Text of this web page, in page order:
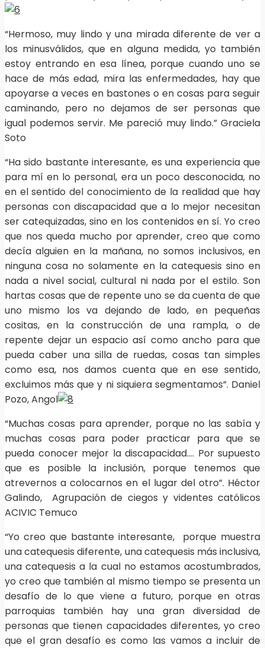
“Hermoso, muy lindo y una mirada diferente de ver a
los minusválidos, que en alguna medida, yo también
estoy entrando en esa línea, porque cuando uno se
hace de más edad, mira las enfermedades, hay que
apoyarse a veces en bastones o en cosas para seguir
caminando, pero no dejamos de ser personas que
igual podemos servir. Me pareció muy lindo.” Graciela
Soto
“Ha sido bastante interesante, es una experiencia que
para mí en lo personal, era un poco desconocida, no
en el sentido del conocimiento de la realidad que hay
personas con discapacidad que a lo mejor necesitan
ser catequizadas, sino en los contenidos en sí. Yo creo
que nos queda mucho por aprender, creo que como
decía alguien en la mañana, no somos inclusivos, en
ninguna cosa no solamente en la catequesis sino en
nada a nivel social, cultural ni nada por el estilo. Son
hartas cosas que de repente uno se da cuenta de que
uno mismo los va dejando de lado, en pequeñas
cositas, en la construcción de una rampla, o de
repente dejar un espacio así como ancho para que
pueda caber una silla de ruedas, cosas tan simples
como esa, nos damos cuenta que en ese sentido,
excluimos más que y ni siquiera segmentamos”. Daniel
Pozo, Angol
“Muchas cosas para aprender, porque no las sabía y
muchas cosas para poder practicar para que se
pueda conocer mejor la discapacidad…. Por supuesto
que es posible la inclusión, porque tenemos que
atrevernos a colocarnos en el lugar del otro”. Héctor
Galindo,
Agrupación de ciegos y videntes católicos
ACIVIC Temuco
“Yo creo que bastante interesante, porque muestra
una catequesis diferente, una catequesis más inclusiva,
una catequesis a la cual no estamos acostumbrados,
yo creo que también al mismo tiempo se presenta un
desafío de lo que viene a futuro, porque en otras
parroquias también hay una gran diversidad de
personas que tienen capacidades diferentes, yo creo
que el gran desafío es como las vamos a incluir de